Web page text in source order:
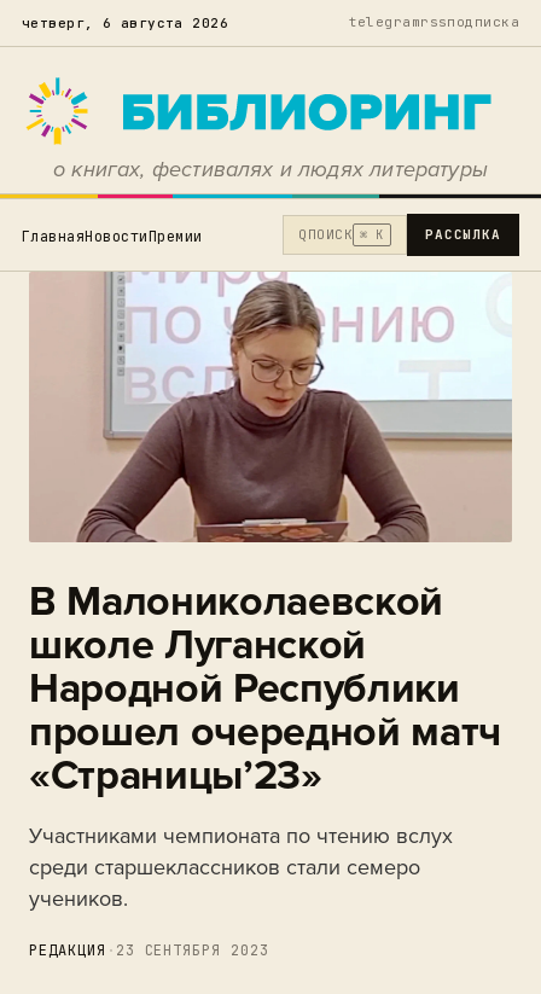
четверг, 6 августа 2026 telegramrssподписка
о книгах, фестивалях и людях литературы
ГлавнаяНовостиПремии Q ПОИСК ⌘ K РАССЫЛКА
В Малониколаевской
школе Луганской
Народной Республики
прошел очередной матч
«Страницы’23»
Участниками чемпионата по чтению вслух
среди старшеклассников стали семеро
учеников.
РЕДАКЦИЯ · 23 СЕНТЯБРЯ 2023